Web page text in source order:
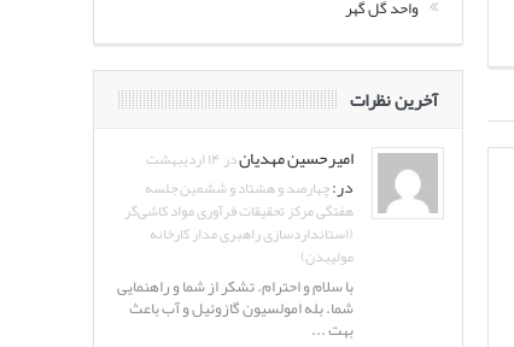
واحد گل گهر
آخرین نظرات
امیرحسین مهدیاندر ۱۴ اردیبهشت
در:چهارصد و هشتاد و ششمین جلسه
هفتگی مرکز تحقیقات فرآوری مواد کاشی‌گر
(استانداردسازی راهبری مدار کارخانه
مولیبدن)
با سلام و احترام. تشکر از شما و راهنمایی
شما. بله امولسیون گازوئیل و آب باعث
بهت ...